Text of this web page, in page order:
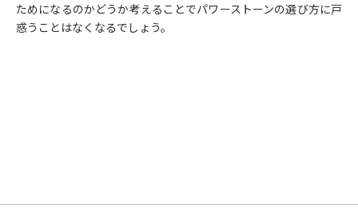
ためになるのかどうか考えることでパワーストーンの選び方に戸
惑うことはなくなるでしょう。